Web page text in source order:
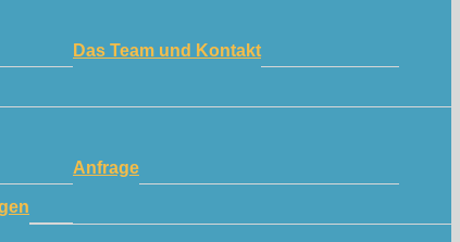
Das Team und Kontakt
Anfrage